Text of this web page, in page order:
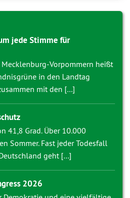
jede Stimme für
Vorpommern heißt
in den Landtag
mit den [...]
41,8 Grad. Über 10.000
Sommer. Fast jeder Todesfall
geht [...]
2026